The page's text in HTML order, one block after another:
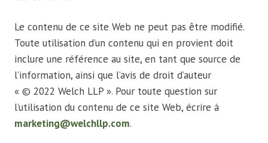
Le contenu de ce site Web ne peut pas être modifié.
Toute utilisation d’un contenu qui en provient doit
inclure une référence au site, en tant que source de
l’information, ainsi que l’avis de droit d’auteur
« © 2022 Welch LLP ». Pour toute question sur
l’utilisation du contenu de ce site Web, écrire à
marketing@welchllp.com.